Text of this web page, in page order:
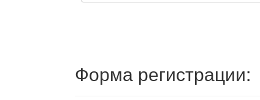
Форма регистрации: